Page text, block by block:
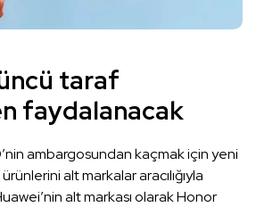
taraf
faydalanacak
ambargosundan kaçmak için yeni
alt markalar aracılığıyla
alt markası olarak Honor